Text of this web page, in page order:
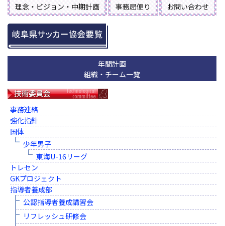
理念・ビジョン・中期計画 事務局便り お問い合わせ
年間計画
組織・チーム一覧
事務連絡
強化指針
国体
少年男子
東海U-16リーグ
トレセン
GKプロジェクト
指導者養成部
公認指導者養成講習会
リフレッシュ研修会